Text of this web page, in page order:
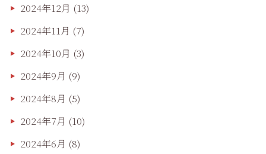
2024年12月 (13)
2024年11月 (7)
2024年10月 (3)
2024年9月 (9)
2024年8月 (5)
2024年7月 (10)
2024年6月 (8)